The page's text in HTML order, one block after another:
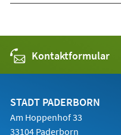
Kontaktformular
STADT PADERBORN
Am Hoppenhof 33
33104 Paderborn